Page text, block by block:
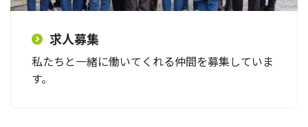
求人募集
私たちと一緒に働いてくれる仲間を募集していま
す。